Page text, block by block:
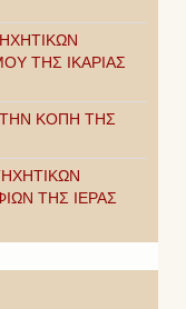
ΤΗΣ ΙΚΑΡΙΑΣ
ΚΟΠΗ ΤΗΣ
ΤΗΣ ΙΕΡΑΣ